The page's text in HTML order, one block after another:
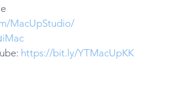
MacUpStudio/
https://bit.ly/YTMacUpKK